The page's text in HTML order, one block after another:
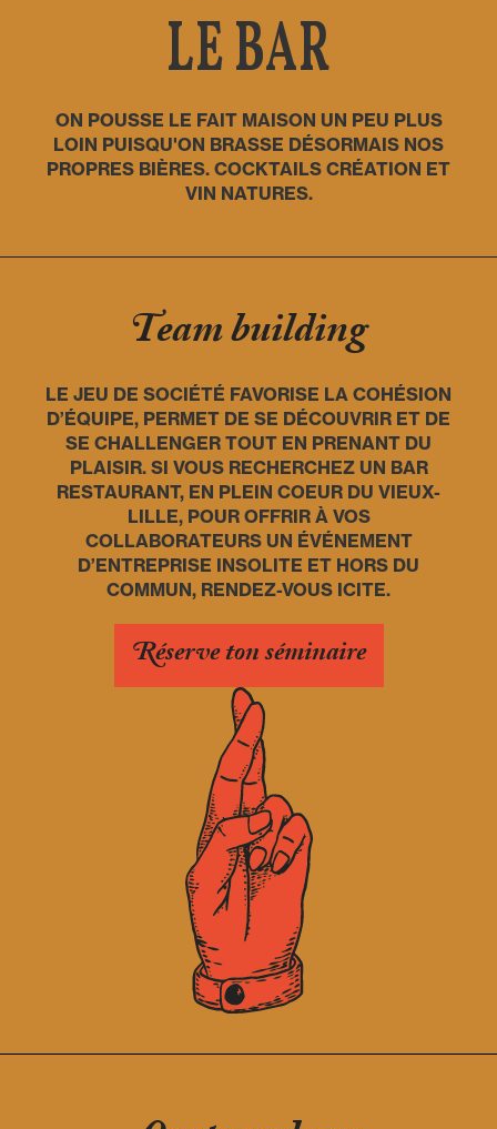
LE BAR
ON POUSSE LE FAIT MAISON UN PEU PLUS
LOIN PUISQU'ON BRASSE DÉSORMAIS NOS
PROPRES BIÈRES. COCKTAILS CRÉATION ET
VIN NATURES.
Team building
LE JEU DE SOCIÉTÉ FAVORISE LA COHÉSION
D’ÉQUIPE, PERMET DE SE DÉCOUVRIR ET DE
SE CHALLENGER TOUT EN PRENANT DU
PLAISIR. SI VOUS RECHERCHEZ UN BAR
RESTAURANT, EN PLEIN COEUR DU VIEUX-
LILLE, POUR OFFRIR À VOS
COLLABORATEURS UN ÉVÉNEMENT
D’ENTREPRISE INSOLITE ET HORS DU
COMMUN, RENDEZ-VOUS ICITE.
Réserve ton séminaire